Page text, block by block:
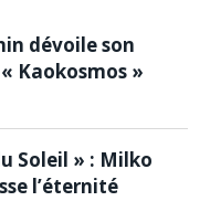
dévoile son
Kaokosmos »
Soleil » : Milko
l’éternité